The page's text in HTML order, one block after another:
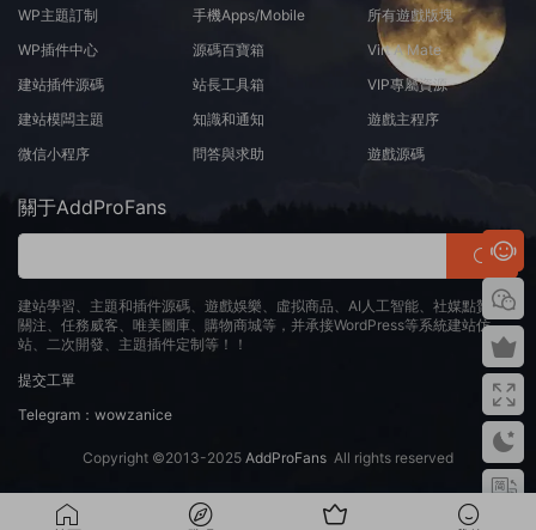
WP主題訂制
WP插件中心
建站插件源碼
建站模闆主題
微信小程序
手機Apps/Mobile
源碼百寶箱
站長工具箱
知識和通知
問答與求助
所有遊戲版塊
Virt A Mate
VIP專屬資源
遊戲主程序
遊戲源碼
關于AddProFans
建站學習、主題和插件源碼、遊戲娛樂、虛拟商品、AI人工智能、社媒點贊、
關注、任務威客、唯美圖庫、購物商城等，并承接WordPress等系統建站仿
站、二次開發、主題插件定制等！！
提交工單
Telegram：wowzanice
Copyright ©2013-2025 AddProFans All rights reserved